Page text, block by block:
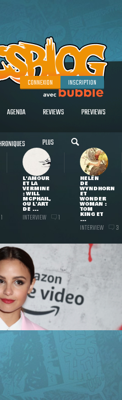
CONNEXION INSCRIPTION
AGENDA REVIEWS PREVIEWS
PLUS
1
L'AMOUR
ET LA
VERMINE
: WILL
MCPHAIL,
OU L'ART
DE ...
INTERVIEW 1
HELEN
DE
WYNDHORN
ET
WONDER
WOMAN :
TOM
KING ET
...
INTERVIEW 3